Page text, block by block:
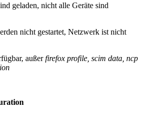
geladen, nicht alle Geräte sind
nicht gestartet, Netzwerk ist nicht
außerfirefox profile, scim data, ncp